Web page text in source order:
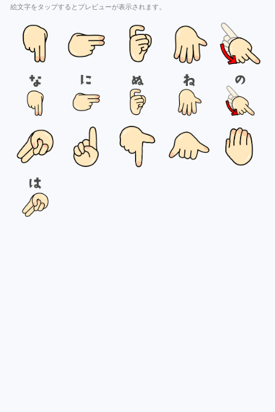
絵文字をタップするとプレビューが表示されます。